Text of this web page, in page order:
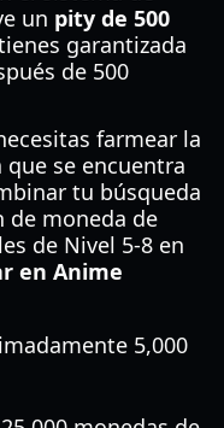
un pity de 500
garantizada
de 500
farmear la
se encuentra
tu búsqueda
de moneda de
de Nivel 5-8 en
en Anime
5,000